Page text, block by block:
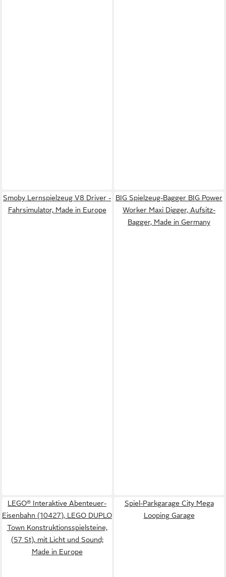
Smoby Lernspielzeug V8 Driver -
Fahrsimulator, Made in Europe
BIG Spielzeug-Bagger BIG Power
Worker Maxi Digger, Aufsitz-
Bagger, Made in Germany
LEGO® Interaktive Abenteuer-
Eisenbahn (10427), LEGO DUPLO
Town Konstruktionsspielsteine,
(57 St), mit Licht und Sound;
Made in Europe
Spiel-Parkgarage City Mega
Looping Garage